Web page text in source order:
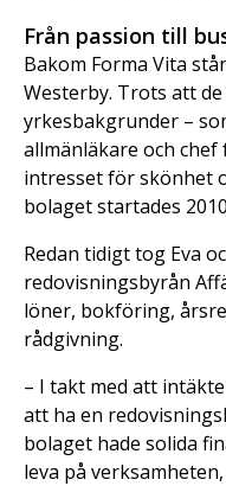
Från passion till
Bakom Forma Vita
Westerby. Trots att
yrkesbakgrunder –
allmänläkare och
intresset för skönhet
bolaget startades
Redan tidigt tog Eva
redovisningsbyrån
löner, bokföring,
rådgivning.
– I takt med att
att ha en
bolaget hade solida
leva på